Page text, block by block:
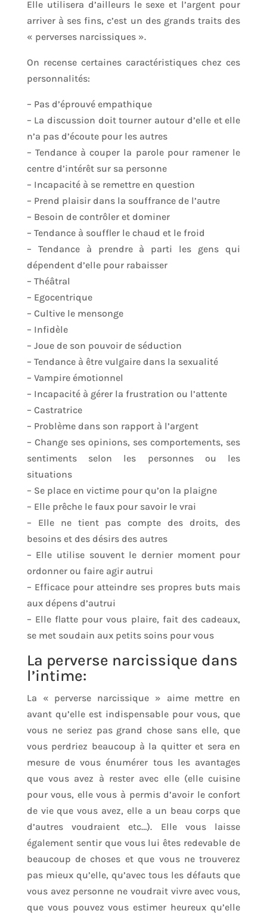
Elle utilisera d’ailleurs le sexe et l’argent pour
arriver à ses fins, c’est un des grands traits des
« perverses narcissiques ».
On recense certaines caractéristiques chez ces
personnalités:
– Pas d’éprouvé empathique
– La discussion doit tourner autour d’elle et elle
n’a pas d’écoute pour les autres
– Tendance à couper la parole pour ramener le
centre d’intérêt sur sa personne
– Incapacité à se remettre en question
– Prend plaisir dans la souffrance de l’autre
– Besoin de contrôler et dominer
– Tendance à souffler le chaud et le froid
– Tendance à prendre à parti les gens qui
dépendent d’elle pour rabaisser
– Théâtral
– Egocentrique
– Cultive le mensonge
– Infidèle
– Joue de son pouvoir de séduction
– Tendance à être vulgaire dans la sexualité
– Vampire émotionnel
– Incapacité à gérer la frustration ou l’attente
– Castratrice
– Problème dans son rapport à l’argent
– Change ses opinions, ses comportements, ses
sentiments selon les personnes ou les
situations
– Se place en victime pour qu’on la plaigne
– Elle prêche le faux pour savoir le vrai
– Elle ne tient pas compte des droits, des
besoins et des désirs des autres
– Elle utilise souvent le dernier moment pour
ordonner ou faire agir autrui
– Efficace pour atteindre ses propres buts mais
aux dépens d’autrui
– Elle flatte pour vous plaire, fait des cadeaux,
se met soudain aux petits soins pour vous
La perverse narcissique dans
l’intime:
La « perverse narcissique » aime mettre en
avant qu’elle est indispensable pour vous, que
vous ne seriez pas grand chose sans elle, que
vous perdriez beaucoup à la quitter et sera en
mesure de vous énumérer tous les avantages
que vous avez à rester avec elle (elle cuisine
pour vous, elle vous à permis d’avoir le confort
de vie que vous avez, elle a un beau corps que
d’autres voudraient etc…). Elle vous laisse
également sentir que vous lui êtes redevable de
beaucoup de choses et que vous ne trouverez
pas mieux qu’elle, qu’avec tous les défauts que
vous avez personne ne voudrait vivre avec vous,
que vous pouvez vous estimer heureux qu’elle